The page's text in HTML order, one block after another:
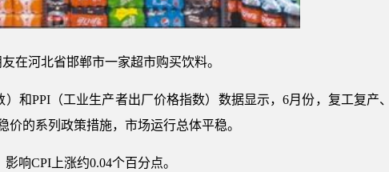
在河北省邯郸市一家超市购买饮料。
和PPI（工业生产者出厂价格指数）数据显示，6月份，复工复产
的系列政策措施，市场运行总体平稳。
响CPI上涨约0.04个百分点。